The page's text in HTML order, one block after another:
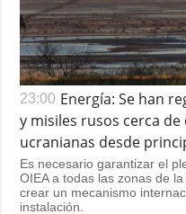
23:00 Energía: Se han
y misiles rusos cerca
ucranianas desde
Es necesario garantizar el
OIEA a todas las zonas de
crear un mecanismo
instalación.